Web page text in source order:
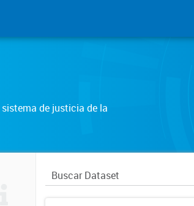
de justicia de la